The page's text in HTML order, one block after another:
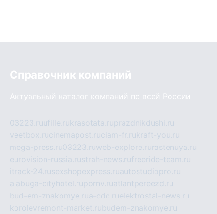
Справочник компаний
Актуальный каталог компаний по всей России
03223.ruufille.rukrasotata.ruprazdnikdushi.ru
veetbox.rucinemapost.ruciam-fr.rukraft-you.ru
mega-press.ru03223.ruweb-explore.ru rastenuya.ru
eurovision-russia.rustrah-news.rufreeride-team.ru
itrack-24.rusexshopexpress.ruautostudiopro.ru
alabuga-cityhotel.rupornv.ruatlantpereezd.ru
bud-em-znakomye.rua-cdc.ruelektrostal-news.ru
korolevremont-market.rubudem-znakomye.ru